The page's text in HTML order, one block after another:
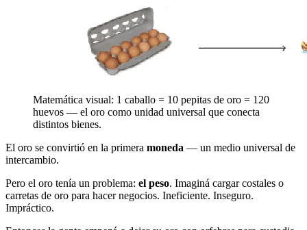
Matemática visual: 1 caballo = 10 pepitas de oro = 120
huevos — el oro como unidad universal que conecta
distintos bienes.
El oro se convirtió en la primera moneda — un medio universal de
intercambio.
Pero el oro tenía un problema: el peso. Imaginá cargar costales o
carretas de oro para hacer negocios. Ineficiente. Inseguro.
Impráctico.